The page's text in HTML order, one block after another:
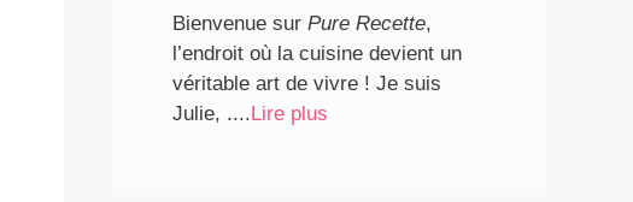
Bienvenue sur Pure Recette,
l’endroit où la cuisine devient un
véritable art de vivre ! Je suis
Julie, ....Lire plus